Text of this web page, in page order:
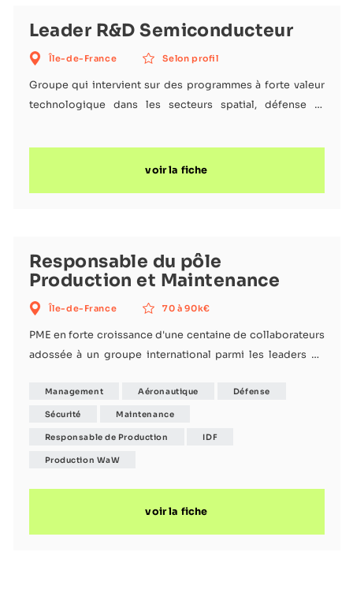
Leader R&D Semiconducteur
Île-de-France Selon profil
Groupe qui intervient sur des programmes à forte valeur
technologique dans les secteurs spatial, défense et
développement de nouveaux produits et procédés.
voir la fiche
Responsable du pôle
Production et Maintenance
Île-de-France 70 à 90k€
PME en forte croissance d'une centaine de collaborateurs
adossée à un groupe international parmi les leaders de
Management Aéronautique Défense
Sécurité Maintenance
Responsable de Production IDF
Production WaW
voir la fiche